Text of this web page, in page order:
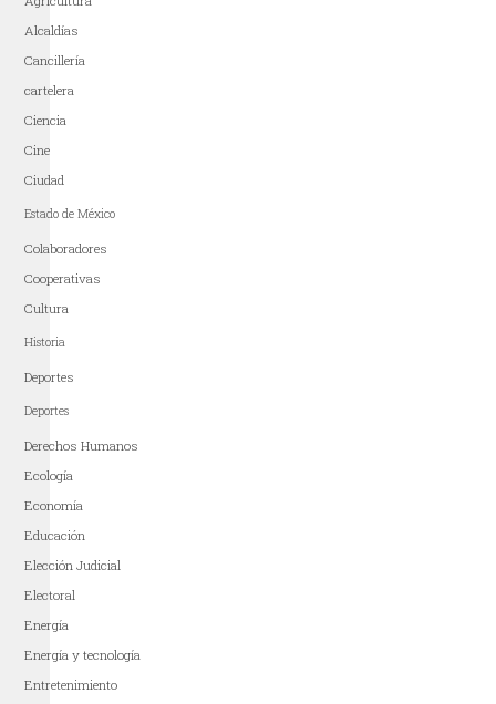
Alcaldías
Cancillería
cartelera
Ciencia
Cine
Ciudad
Estado de México
Colaboradores
Cooperativas
Cultura
Historia
Deportes
Deportes
Derechos Humanos
Ecología
Economía
Educación
Elección Judicial
Electoral
Energía
Energía y tecnología
Entretenimiento